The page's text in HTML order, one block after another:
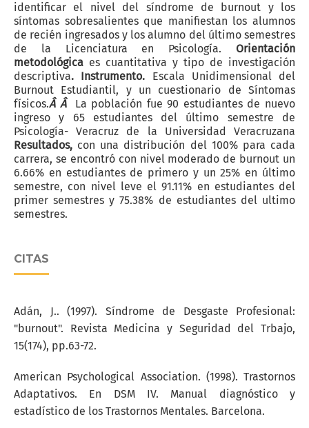
identificar el nivel del síndrome de burnout y los
síntomas sobresalientes que manifiestan los alumnos
de recién ingresados y los alumno del último semestres
de la Licenciatura en Psicología. Orientación
metodológica es cuantitativa y tipo de investigación
descriptiva. Instrumento. Escala Unidimensional del
Burnout Estudiantil, y un cuestionario de Síntomas
físicos.Â Â La población fue 90 estudiantes de nuevo
ingreso y 65 estudiantes del último semestre de
Psicología- Veracruz de la Universidad Veracruzana
Resultados, con una distribución del 100% para cada
carrera, se encontró con nivel moderado de burnout un
6.66% en estudiantes de primero y un 25% en último
semestre, con nivel leve el 91.11% en estudiantes del
primer semestres y 75.38% de estudiantes del ultimo
semestres.
CITAS
Adán, J.. (1997). Síndrome de Desgaste Profesional:
"burnout". Revista Medicina y Seguridad del Trbajo,
15(174), pp.63-72.
American Psychological Association. (1998). Trastornos
Adaptativos. En DSM IV. Manual diagnóstico y
estadístico de los Trastornos Mentales. Barcelona.